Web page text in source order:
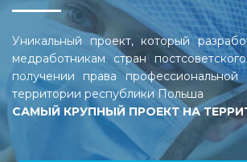
Уникальный проект, который
медработникам стран
получении права профессиональной
территории республики Польша
САМЫЙ КРУПНЫЙ ПРОЕКТ НА